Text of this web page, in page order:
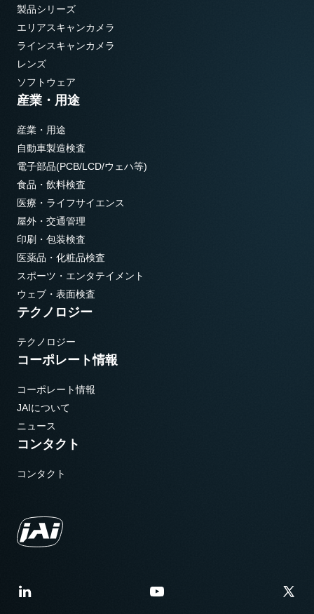
製品シリーズ
エリアスキャンカメラ
ラインスキャンカメラ
レンズ
ソフトウェア
産業・用途
産業・用途
自動車製造検査
電子部品(PCB/LCD/ウェハ等)
食品・飲料検査
医療・ライフサイエンス
屋外・交通管理
印刷・包装検査
医薬品・化粧品検査
スポーツ・エンタテイメント
ウェブ・表面検査
テクノロジー
テクノロジー
コーポレート情報
コーポレート情報
JAIについて
ニュース
コンタクト
コンタクト